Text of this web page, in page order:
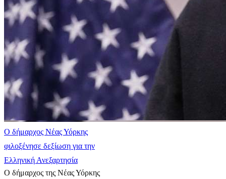
Ο δήμαρχος Νέας Υόρκης
φιλοξένησε δεξίωση για την
Ελληνική Ανεξαρτησία
Ο δήμαρχος της Νέας Υόρκης